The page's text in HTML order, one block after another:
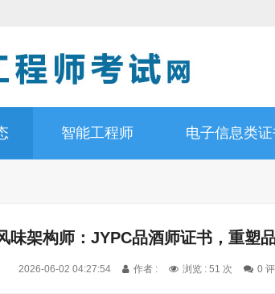
智能工程师 电子信息类证
味架构师：JYPC品酒师证书，重塑
2026-06-02 04:27:54 作者 : 浏览 : 51 次 0